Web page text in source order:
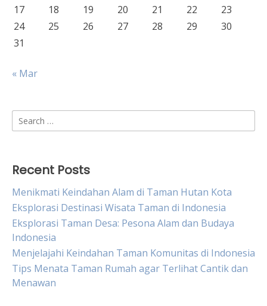
17
18 19 20 21 22
23
24
25 26 27 28 29
30
31
« Mar
Search
for:
Recent Posts
Menikmati Keindahan Alam di Taman Hutan Kota
Eksplorasi Destinasi Wisata Taman di Indonesia
Eksplorasi Taman Desa: Pesona Alam dan Budaya
Indonesia
Menjelajahi Keindahan Taman Komunitas di Indonesia
Tips Menata Taman Rumah agar Terlihat Cantik dan
Menawan